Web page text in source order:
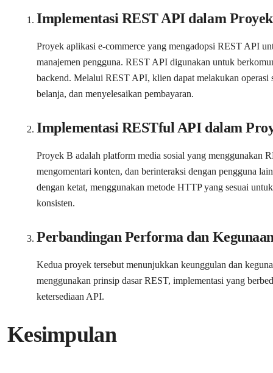
Implementasi REST API dalam
Proyek aplikasi e-commerce yang mengadopsi REST API
manajemen pengguna. REST API digunakan untuk
backend. Melalui REST API, klien dapat melakukan
belanja, dan menyelesaikan pembayaran.
Implementasi RESTful API dalam
Proyek B adalah platform media sosial yang menggunakan
mengomentari konten, dan berinteraksi dengan pengguna
dengan ketat, menggunakan metode HTTP yang sesuai
konsisten.
Perbandingan Performa dan
Kedua proyek tersebut menunjukkan keunggulan dan
menggunakan prinsip dasar REST, implementasi yang
ketersediaan API.
Kesimpulan